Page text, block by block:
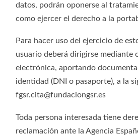
datos, podrán oponerse al
como ejercer el derecho a la
Para hacer uso del ejercicio de
usuario deberá dirigirse mediante
electrónica, aportando
identidad (DNI o pasaporte), a la
fgsr.cita@fundaciongsr.es
Toda persona interesada tiene
reclamación ante la Agencia